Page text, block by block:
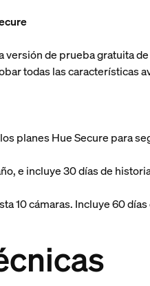
de prueba gratuita
todas las características
planes Hue Secure para
e incluye 30 días de
10 cámaras. Incluye 60